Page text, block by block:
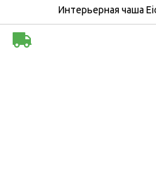
Интерьерная чаша